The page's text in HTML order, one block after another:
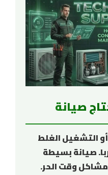
صيانة
التشغيل الغلط
صيانة بسيطة
وقت الحر.